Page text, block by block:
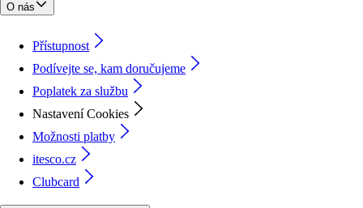
O nás
Přístupnost
Podívejte se, kam doručujeme
Poplatek za službu
Nastavení Cookies
Možnosti platby
itesco.cz
Clubcard